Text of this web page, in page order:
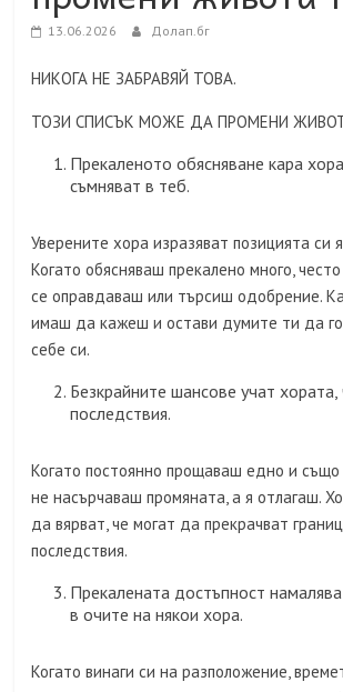
13.06.2026 Долап.бг
НИКОГА НЕ ЗАБРАВЯЙ ТОВА.
ТОЗИ СПИСЪК МОЖЕ ДА ПРОМЕНИ
Прекаленото обясняване кара
съмняват в теб.
Уверените хора изразяват позицията си
Когато обясняваш прекалено много,
се оправдаваш или търсиш одобрение.
имаш да кажеш и остави думите ти да
себе си.
Безкрайните шансове учат
последствия.
Когато постоянно прощаваш едно и също
не насърчаваш промяната, а я отлагаш.
да вярват, че могат да прекрачват
последствия.
Прекалената достъпност
в очите на някои хора.
Когато винаги си на разположение,